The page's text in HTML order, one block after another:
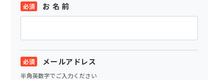
お 名 前
メールアドレス
半角英数字でご入力ください